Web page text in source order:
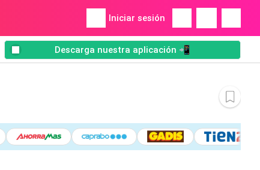
Iniciar sesión
Descarga nuestra aplicación 📲